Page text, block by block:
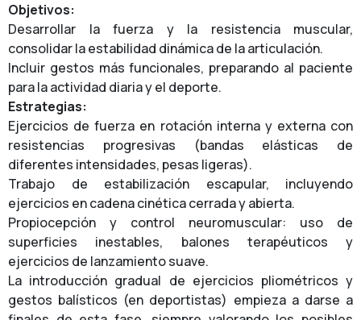
Objetivos:
Desarrollar la fuerza y la resistencia muscular,
consolidar la estabilidad dinámica de la articulación.
Incluir gestos más funcionales, preparando al paciente
para la actividad diaria y el deporte.
Estrategias:
Ejercicios de fuerza en rotación interna y externa con
resistencias progresivas (bandas elásticas de
diferentes intensidades, pesas ligeras).
Trabajo de estabilización escapular, incluyendo
ejercicios en cadena cinética cerrada y abierta.
Propiocepción y control neuromuscular: uso de
superficies inestables, balones terapéuticos y
ejercicios de lanzamiento suave.
La introducción gradual de ejercicios pliométricos y
gestos balísticos (en deportistas) empieza a darse a